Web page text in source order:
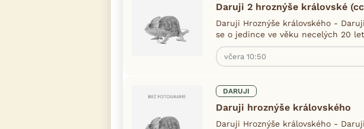
Daruji 2 hroznýše královské
Daruji Hroznýše královského -
se o jedince ve věku necelých 20
včera 10:50
DARUJI
Daruji hroznýše královského
Daruji Hroznýše královského -